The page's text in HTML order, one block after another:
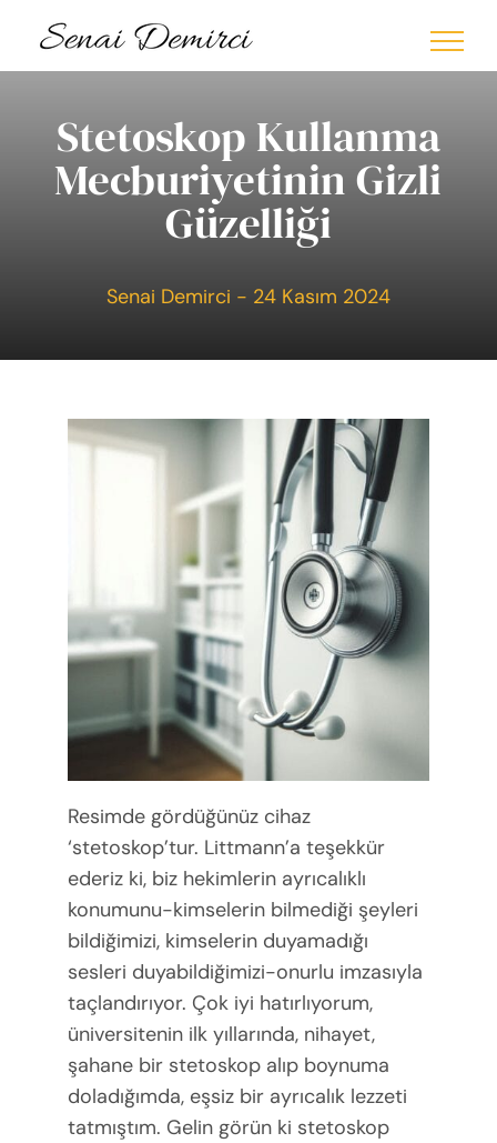
content
Stetoskop Kullanma
Mecburiyetinin Gizli
Güzelliği
Senai Demirci - 24 Kasım 2024
Resimde gördüğünüz cihaz
‘stetoskop’tur. Littmann’a teşekkür
ederiz ki, biz hekimlerin ayrıcalıklı
konumunu-kimselerin bilmediği şeyleri
bildiğimizi, kimselerin duyamadığı
sesleri duyabildiğimizi-onurlu imzasıyla
taçlandırıyor. Çok iyi hatırlıyorum,
üniversitenin ilk yıllarında, nihayet,
şahane bir stetoskop alıp boynuma
doladığımda, eşsiz bir ayrıcalık lezzeti
tatmıştım. Gelin görün ki stetoskop